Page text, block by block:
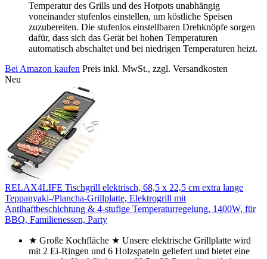
Temperatur des Grills und des Hotpots unabhängig
voneinander stufenlos einstellen, um köstliche Speisen
zuzubereiten. Die stufenlos einstellbaren Drehknöpfe sorgen
dafür, dass sich das Gerät bei hohen Temperaturen
automatisch abschaltet und bei niedrigen Temperaturen heizt.
Bei Amazon kaufen Preis inkl. MwSt., zzgl. Versandkosten
Neu
RELAX4LIFE Tischgrill elektrisch, 68,5 x 22,5 cm extra lange
Teppanyaki-/Plancha-Grillplatte, Elektrogrill mit
Antihaftbeschichtung & 4-stufige Temperaturregelung, 1400W, für
BBQ, Familienessen, Party
★ Große Kochfläche ★ Unsere elektrische Grillplatte wird
mit 2 Ei-Ringen und 6 Holzspateln geliefert und bietet eine